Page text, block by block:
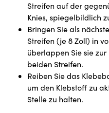
Streifen auf der
Knies, spiegelbildlich
Bringen Sie als
Streifen (je 8 Zoll) in
überlappen Sie sie
beiden Streifen.
Reiben Sie das
um den Klebstoff zu
Stelle zu halten.